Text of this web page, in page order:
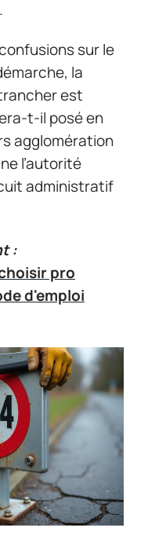
sur le
la
est
t-il posé en
agglomération
l’autorité
administratif
:
pro
d'emploi